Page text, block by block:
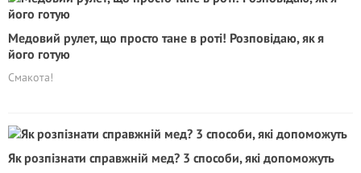
Медовий рулет, що просто тане в роті! Розповідаю, як я
його готую
Cмакота!
Як розпізнати справжній мед? 3 способи, які допоможуть